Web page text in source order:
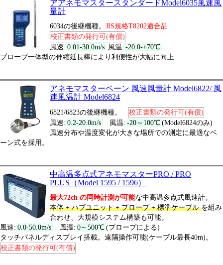
アアネモマスタースタンダードModel6035風速風
量計
6034の後継機種。 JIS規格T8202適合品
校正書類の発行可(有償)
風速: 0.01-30.0m/s 風温: -20.0-+70℃
プローブ一体型の伸縮延長棒により利便性が大幅に向上
アネモマスターベーン 風速風量計 Model6822/ 風
速風温計 Model6824
6821/6823の後継機種。
校正書類の発行可(有償)
風速: 0.2-20.0m/s 風温: -20～100℃ (Model6824のみ)
風速分布や温度変化が大きな場所での測定に最適なベ
ーン式を採用。
中高温多点式アネモマスターPRO / PRO
PLUS（Model 1595 / 1596）
最大72ch の同時計測が可能な中高温多点式風速計。
本体 + ハブユニット + プローブ + 標準ケーブルを組み
合わせ、大規模システム構築も可能。
風速: 0.0-50.0m/s 風温: 0～500℃ (プローブによる)
タッチパネルディスプレイ搭載。遠隔操作可能(ケーブル最長40m)。
校正書類の発行可(有償)